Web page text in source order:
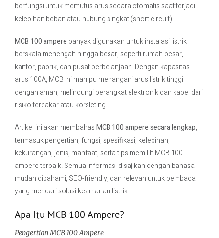
Contact Us
berfungsi untuk memutus arus secara otomatis saat terjadi
kelebihan beban atau hubung singkat (short circuit).
MCB 100 ampere banyak digunakan untuk instalasi listrik
berskala menengah hingga besar, seperti rumah besar,
kantor, pabrik, dan pusat perbelanjaan. Dengan kapasitas
arus 100A, MCB ini mampu menangani arus listrik tinggi
dengan aman, melindungi perangkat elektronik dan kabel dari
risiko terbakar atau korsleting.
Artikel ini akan membahasMCB 100 ampere secara lengkap,
termasuk pengertian, fungsi, spesifikasi, kelebihan,
kekurangan, jenis, manfaat, serta tips memilih MCB 100
ampere terbaik. Semua informasi disajikan dengan bahasa
mudah dipahami, SEO-friendly, dan relevan untuk pembaca
yang mencari solusi keamanan listrik.
Apa Itu MCB 100 Ampere?
Pengertian MCB 100 Ampere